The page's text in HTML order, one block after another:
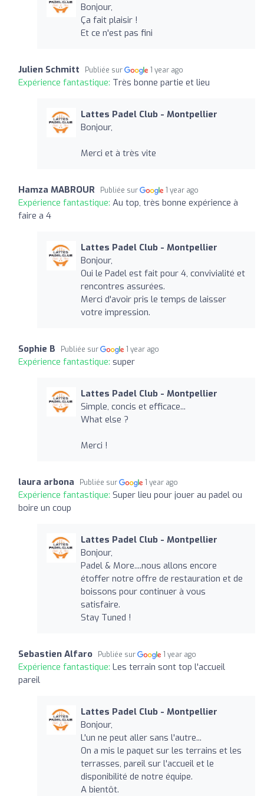
Bonjour,
Ça fait plaisir !
Et ce n'est pas fini
Julien Schmitt Publiée sur 1 year ago
Expérience fantastique: Très bonne partie et lieu
Lattes Padel Club - Montpellier
Bonjour,
Merci et à très vite
Hamza MABROUR Publiée sur 1 year ago
Expérience fantastique: Au top, très bonne expérience à
faire a 4
Lattes Padel Club - Montpellier
Bonjour,
Oui le Padel est fait pour 4, convivialité et
rencontres assurées.
Merci d'avoir pris le temps de laisser
votre impression.
Sophie B Publiée sur 1 year ago
Expérience fantastique: super
Lattes Padel Club - Montpellier
Simple, concis et efficace...
What else ?
Merci !
laura arbona Publiée sur 1 year ago
Expérience fantastique: Super lieu pour jouer au padel ou
boire un coup
Lattes Padel Club - Montpellier
Bonjour,
Padel & More....nous allons encore
étoffer notre offre de restauration et de
boissons pour continuer à vous
satisfaire.
Stay Tuned !
Sebastien Alfaro Publiée sur 1 year ago
Expérience fantastique: Les terrain sont top l'accueil
pareil
Lattes Padel Club - Montpellier
Bonjour,
L'un ne peut aller sans l'autre...
On a mis le paquet sur les terrains et les
terrasses, pareil sur l'accueil et le
disponibilité de notre équipe.
A bientôt.